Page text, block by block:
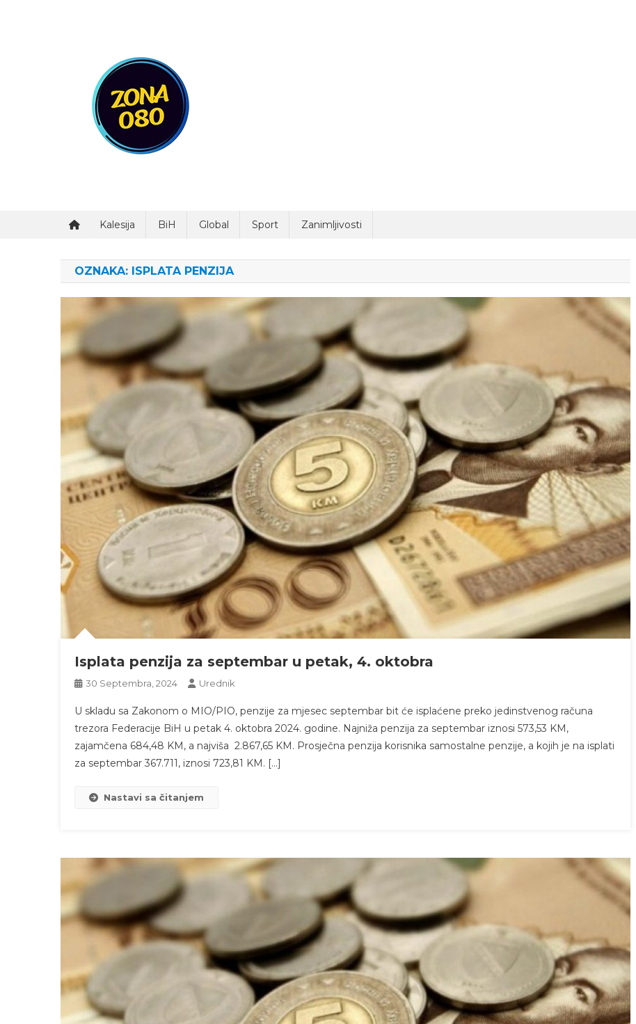
Kalesija BiH Global Sport Zanimljivosti
OZNAKA: ISPLATA PENZIJA
Isplata penzija za septembar u petak, 4. oktobra
30 Septembra, 2024 Urednik
U skladu sa Zakonom o MIO/PIO, penzije za mjesec septembar bit će isplaćene preko jedinstvenog računa
trezora Federacije BiH u petak 4. oktobra 2024. godine. Najniža penzija za septembar iznosi 573,53 KM,
zajamčena 684,48 KM, a najviša 2.867,65 KM. Prosječna penzija korisnika samostalne penzije, a kojih je na isplati
za septembar 367.711, iznosi 723,81 KM. […]
Nastavi sa čitanjem